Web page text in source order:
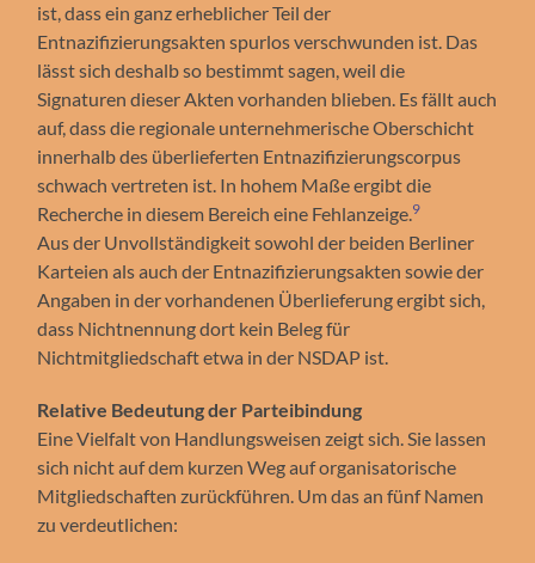
ist, dass ein ganz erheblicher Teil der
Entnazifizierungsakten spurlos verschwunden ist. Das
lässt sich deshalb so bestimmt sagen, weil die
Signaturen dieser Akten vorhanden blieben. Es fällt auch
auf, dass die regionale unternehmerische Oberschicht
innerhalb des überlieferten Entnazifizierungscorpus
schwach vertreten ist. In hohem Maße ergibt die
Recherche in diesem Bereich eine Fehlanzeige. 9
Aus der Unvollständigkeit sowohl der beiden Berliner
Karteien als auch der Entnazifizierungsakten sowie der
Angaben in der vorhandenen Überlieferung ergibt sich,
dass Nichtnennung dort kein Beleg für
Nichtmitgliedschaft etwa in der NSDAP ist.
Relative Bedeutung der Parteibindung
Eine Vielfalt von Handlungsweisen zeigt sich. Sie lassen
sich nicht auf dem kurzen Weg auf organisatorische
Mitgliedschaften zurückführen. Um das an fünf Namen
zu verdeutlichen: